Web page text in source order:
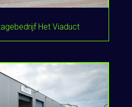
Het Viaduct